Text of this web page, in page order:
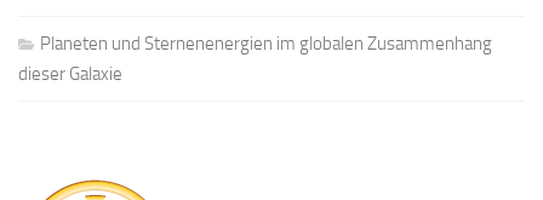
Planeten und Sternenenergien im globalen Zusammenhang
dieser Galaxie